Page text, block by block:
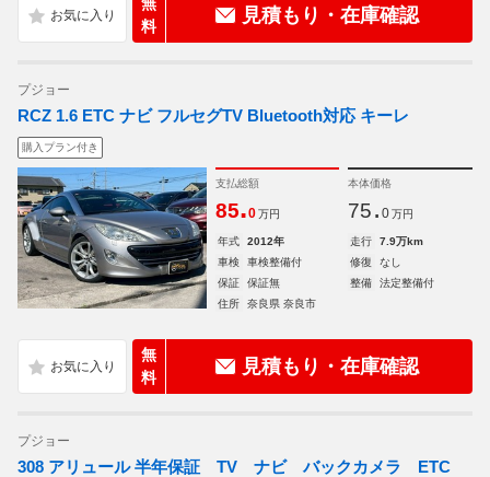
料
見積もり・在庫確認
プジョー
RCZ 1.6 ETC ナビ フルセグTV Bluetooth対応 キーレ
購入プラン付き
支払総額
85.0 万円
本体価格
75. 0 万円
年式 2012年 走行
7.9万km
車検
車検整備付 修復
なし
保証
保証無 整備
法定整備付
住所
奈良県 奈良市
無
料
見積もり・在庫確認
プジョー
308 アリュール 半年保証 TV ナビ バックカメラ ETC